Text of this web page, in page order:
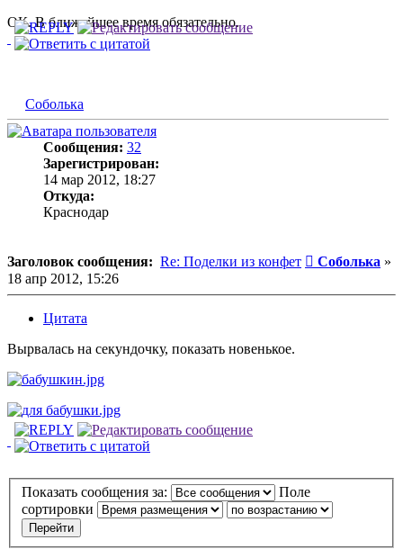
ОК. В ближайшее время обязательно.
Соболька
Сообщения: 32
Зарегистрирован:
14 мар 2012, 18:27
Откуда:
Краснодар
Заголовок сообщения: Re: Поделки из конфет Сообщение
Соболька »
18 апр 2012, 15:26
Цитата
Вырвалась на секундочку, показать новенькое.
Показать сообщения за:
Поле
сортировки